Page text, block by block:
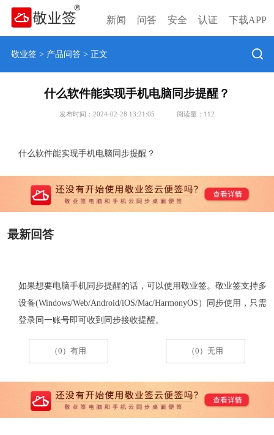
新闻 问答 安全 认证 下载APP
敬业签> 产品问答> 正文
什么软件能实现手机电脑同步提醒？
发布时间：2024-02-28 13:21:05 阅读量： 112
什么软件能实现手机电脑同步提醒？
最新回答
如果想要电脑手机同步提醒的话，可以使用敬业签。敬业签支持多
设备(Windows/Web/Android/iOS/Mac/HarmonyOS）同步使用 ， 只需
登录同一账号即可收到同步接收提醒。
（0）有用 （0）无用